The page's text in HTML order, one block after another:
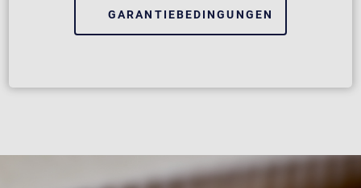
GARANTIEBEDINGUNGEN